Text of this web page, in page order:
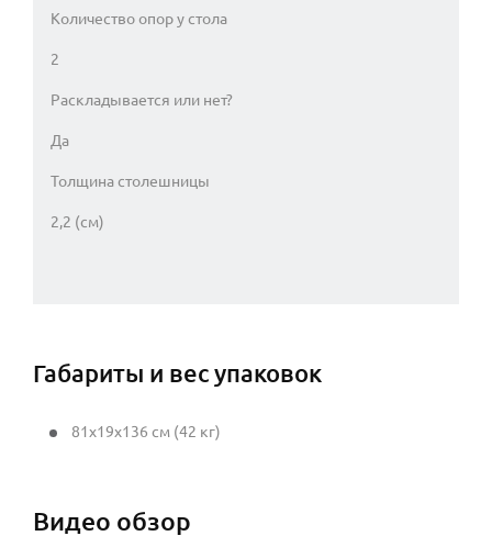
Количество опор у стола
2
Раскладывается или нет?
Да
Толщина столешницы
2,2 (см)
Габариты и вес упаковок
81x19x136 см (42 кг)
Видео обзор